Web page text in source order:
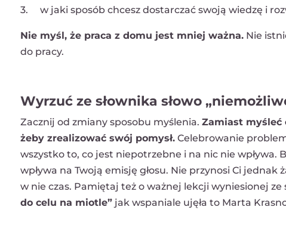
3. w jaki sposób chcesz dostarczać swoją wiedzę i
Nie myśl, że praca z domu jest mniej ważna.Nie
do pracy.
Wyrzuć ze słownika słowo
Zacznij od zmiany sposobu myślenia. Zamiast myśleć
żeby zrealizować swój pomysł.Celebrowanie
wszystko to, co jest niepotrzebne i na nic nie wpływa.
wpływa na Twoją emisję głosu. Nie przynosi Ci
w nie czas. Pamiętaj też o ważnej lekcji wyniesionej ze
do celu na miotle”jak wspaniale ujęła to Marta